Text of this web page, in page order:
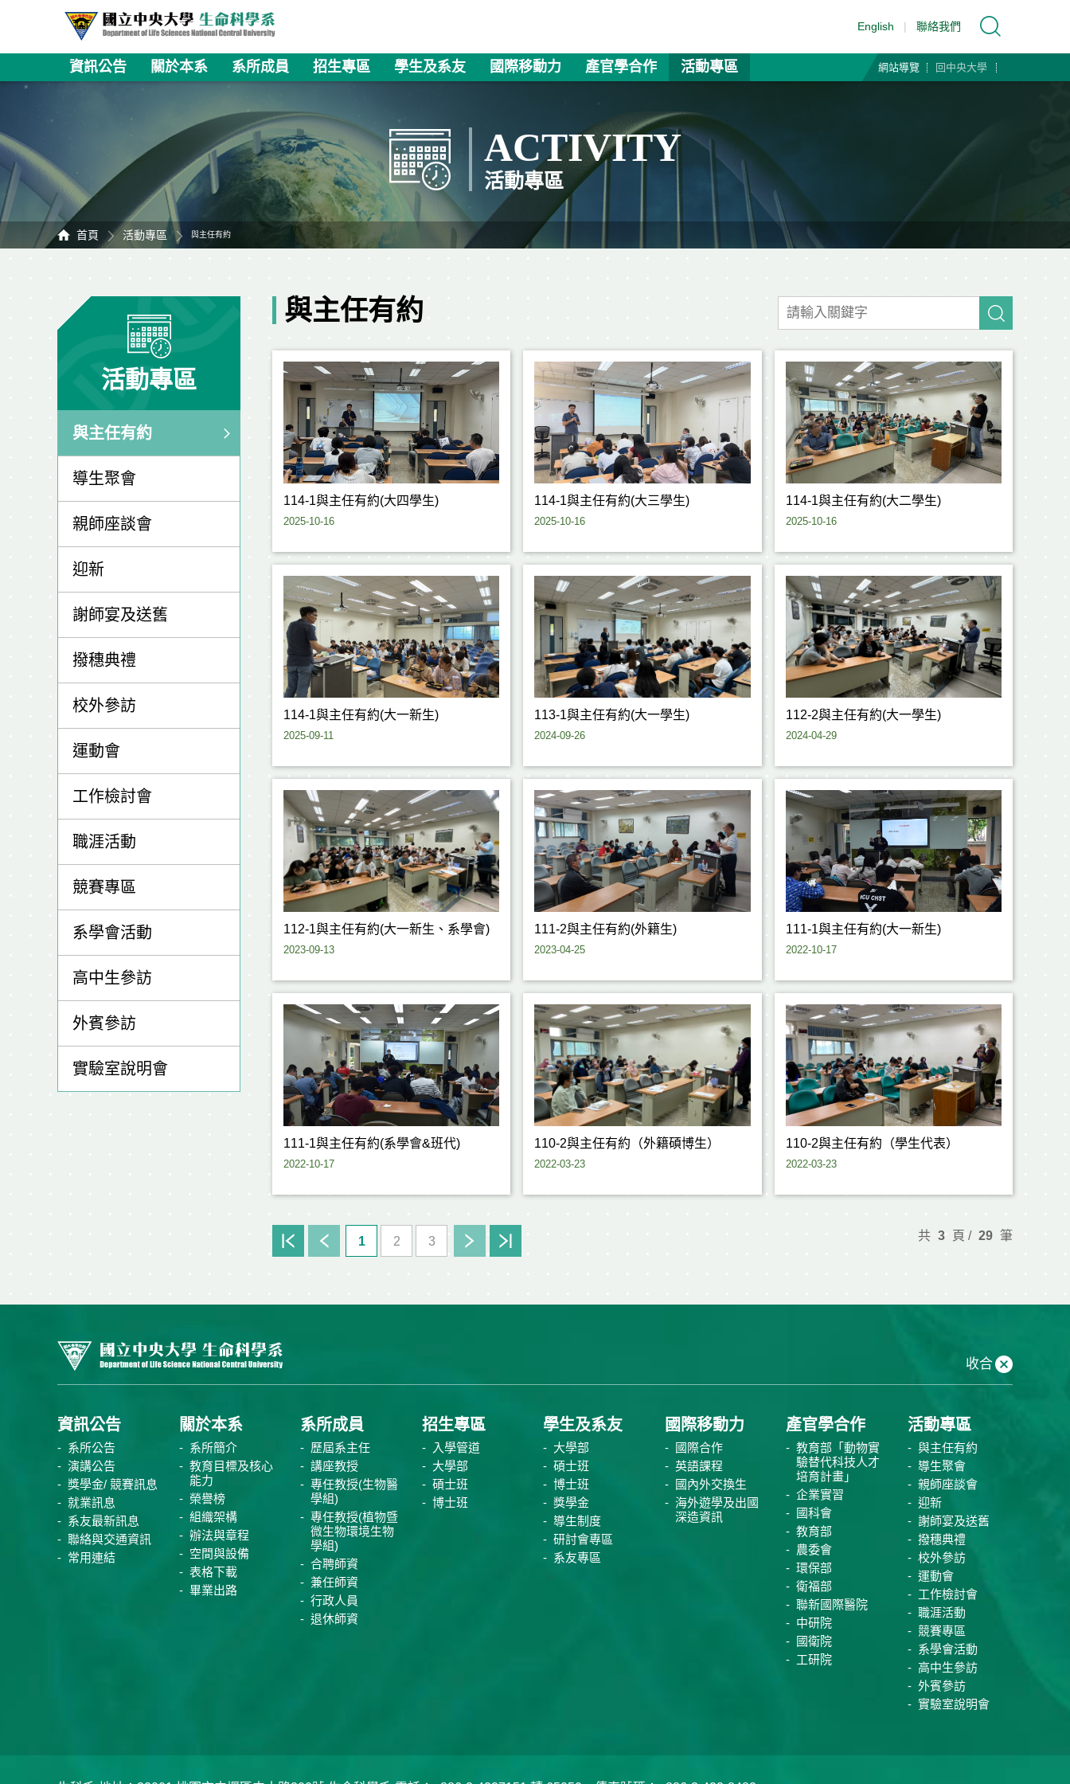
English | 聯絡我們
資訊公告 關於本系 系所成員 招生專區 學生及系友 國際移動力 產官學合作 活動專區 網站導覽 回中央大學
ACTIVITY
活動專區
首頁 活動專區 與主任有約
活動專區
與主任有約
導生聚會
親師座談會
迎新
謝師宴及送舊
撥穗典禮
校外參訪
運動會
工作檢討會
職涯活動
競賽專區
系學會活動
高中生參訪
外賓參訪
實驗室說明會
與主任有約
114-1與主任有約(大四學生)
2025-10-16
114-1與主任有約(大三學生)
2025-10-16
114-1與主任有約(大二學生)
2025-10-16
114-1與主任有約(大一新生)
2025-09-11
113-1與主任有約(大一學生)
2024-09-26
112-2與主任有約(大一學生)
2024-04-29
112-1與主任有約(大一新生、系學會)
2023-09-13
111-2與主任有約(外籍生)
2023-04-25
111-1與主任有約(大一新生)
2022-10-17
111-1與主任有約(系學會&班代)
2022-10-17
110-2與主任有約（外籍碩博生）
2022-03-23
110-2與主任有約（學生代表）
2022-03-23
1 2 3 共 3 頁 / 29 筆
收合
資訊公告
系所公告
演講公告
獎學金/ 競賽訊息
就業訊息
系友最新訊息
聯絡與交通資訊
常用連結
關於本系
系所簡介
教育目標及核心
能力
榮譽榜
組織架構
辦法與章程
空間與設備
表格下載
畢業出路
系所成員
歷屆系主任
講座教授
專任教授(生物醫
學組)
專任教授(植物暨
微生物環境生物
學組)
合聘師資
兼任師資
行政人員
退休師資
招生專區
入學管道
大學部
碩士班
博士班
學生及系友
大學部
碩士班
博士班
獎學金
導生制度
研討會專區
系友專區
國際移動力
國際合作
英語課程
國內外交換生
海外遊學及出國
深造資訊
產官學合作
教育部「動物實
驗替代科技人才
培育計畫」
企業實習
國科會
教育部
農委會
環保部
衛福部
聯新國際醫院
中研院
國衛院
工研院
活動專區
與主任有約
導生聚會
親師座談會
迎新
謝師宴及送舊
撥穗典禮
校外參訪
運動會
工作檢討會
職涯活動
競賽專區
系學會活動
高中生參訪
外賓參訪
實驗室說明會